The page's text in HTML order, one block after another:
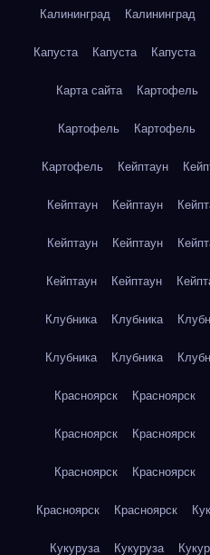
Калининград Калининград
Капуста Капуста Капуста
Карта сайта Картофель
Картофель Картофель
Картофель Кейптаун
Кейптаун Кейптаун
Кейптаун Кейптаун
Кейптаун Кейптаун
Клубника Клубника
Клубника Клубника
Красноярск Красноярск
Красноярск Красноярск
Красноярск Красноярск
Красноярск Красноярск
Кукуруза Кукуруза